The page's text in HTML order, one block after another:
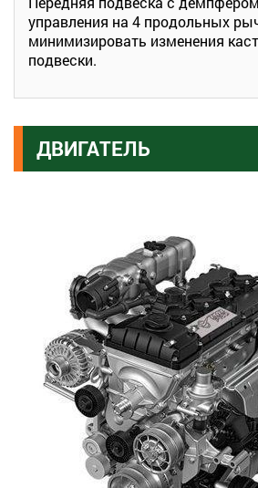
управления на 4 продольных
минимизировать изменения
подвески.
ДВИГАТЕЛЬ